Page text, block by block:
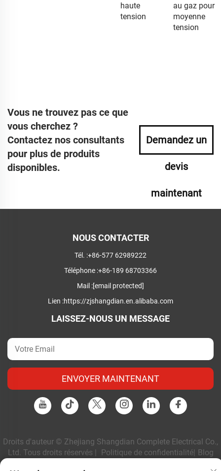
haute
tension
au gaz pour
moyenne
tension
Vous ne trouvez pas ce que
vous cherchez ?
Contactez nos consultants
pour plus de produits
disponibles.
Demandez un
devis
maintenant
NOUS CONTACTER
Tél. :+86-577 62989222
Téléphone :+86-189 68703366
Mail :[email protected]
Lien :https://zjshangdian.en.alibaba.com
LAISSEZ-NOUS UN MESSAGE
ENVOYER MAINTENANT
Droits d'auteur © Zhejiang Shangdian Complete Electrical Co.,
Ltd. Tous droits réservés |
Politique de confidentialité| Blog